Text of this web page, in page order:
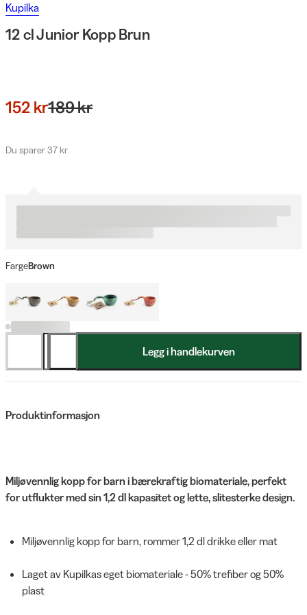
Kupilka
12 cl Junior Kopp Brun
152 kr189 kr
Du sparer 37 kr
FargeBrown
Legg i handlekurven
Produktinformasjon
Miljøvennlig kopp for barn i bærekraftig biomateriale, perfekt
for utflukter med sin 1,2 dl kapasitet og lette, slitesterke design.
Miljøvennlig kopp for barn, rommer 1,2 dl drikke eller mat
Laget av Kupilkas eget biomateriale - 50% trefiber og 50%
plast